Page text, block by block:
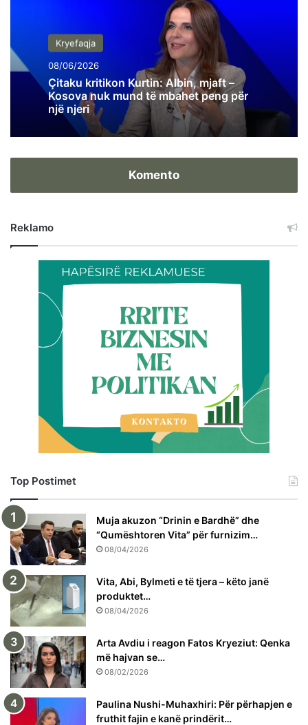
Kryefaqja
08/06/2026
Çitaku kritikon Kurtin: Albin, mjaft –
Kosova nuk mund të mbahet peng për
një njeri
Komento
Reklamo
Top Postimet
Muja akuzon “Drinin e Bardhë” dhe
“Qumështoren Vita” për furnizim…
08/04/2026
Vita, Abi, Bylmeti e të tjera – këto janë
produktet…
08/04/2026
Arta Avdiu i reagon Fatos Kryeziut: Qenka
më hajvan se…
08/02/2026
Paulina Nushi-Muhaxhiri: Për përhapjen e
fruthit fajin e kanë prindërit…